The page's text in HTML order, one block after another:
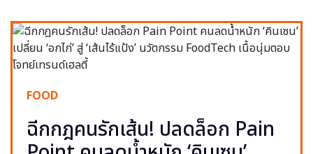
FOOD
ฉีกกฎคนรักเส้น! ปลดล็อก Pain